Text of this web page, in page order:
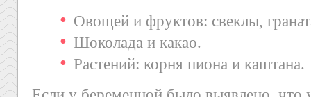
Овощей и фруктов: свеклы,
Шоколада и какао.
Растений: корня пиона и каштана.